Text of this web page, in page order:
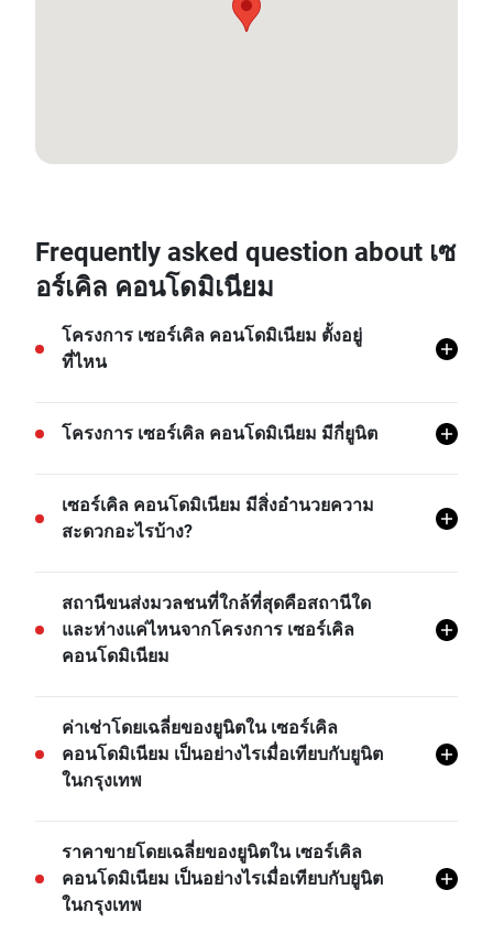
Frequently asked question about เซ
อร์เคิล คอนโดมิเนียม
โครงการ เซอร์เคิล คอนโดมิเนียม ตั้งอยู่
ที่ไหน
โครงการ เซอร์เคิล คอนโดมิเนียม ตั้งอยู่ที่มักกะสัน,
โครงการ เซอร์เคิล คอนโดมิเนียม มีกี่ยูนิต
โครงการ เซอร์เคิล คอนโดมิเนียม มีทั้งหมด 917 ยูนิต
เซอร์เคิล คอนโดมิเนียม มีสิ่งอำนวยความ
สะดวกอะไรบ้าง?
เซอร์เคิล คอนโดมิเนียม มีสิ่งอำนวยความสะดวกต่างๆ
มากมาย เช่น ลิฟ ล๊อบบี้, ห้องสมุด, เซาว์น่า, สระว่ายน้ำ,
ที่จอดรถ, กล้องวงจรปิด, สวน, มุมฟิตเนส, สนามเด็กเล่น,
สถานีขนส่งมวลชนที่ใกล้ที่สุดคือสถานีใด
และห่างแค่ไหนจากโครงการ เซอร์เคิล
คอนโดมิเนียม
MRT เพชรบุรี คือสถานีขนส่งที่ใกล้ที่สุดจากโครงการ เซ
อร์เคิล คอนโดมิเนียม และอยู่ห่างไปประมาณ 0.86 กม.
ค่าเช่าโดยเฉลี่ยของยูนิตใน เซอร์เคิล
คอนโดมิเนียม เป็นอย่างไรเมื่อเทียบกับยูนิต
ในกรุงเทพ
- ค่าเช่าของสตูดิโอในโครงการ เซอร์เคิล คอนโดมิเนียม
โดยเฉลี่ยแล้วจะอยู่ที่เรท 14.37% สูงกว่าค่าเช่าของสตูดิ
โอในกรุงเทพ
ราคาขายโดยเฉลี่ยของยูนิตใน เซอร์เคิล
คอนโดมิเนียม เป็นอย่างไรเมื่อเทียบกับยูนิต
ในกรุงเทพ